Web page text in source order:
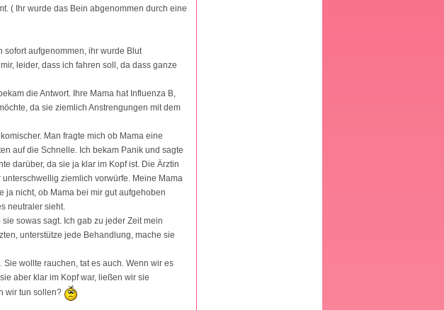
( Ihr wurde das Bein abgenommen durch eine
sofort aufgenommen, ihr wurde Blut
leider, dass ich fahren soll, da dass ganze
die Antwort. Ihre Mama hat Influenza B,
da sie ziemlich Anstrengungen mit dem
Man fragte mich ob Mama eine
auf die Schnelle. Ich bekam Panik und sagte
darüber, da sie ja klar im Kopf ist. Die Ärztin
ziemlich vorwürfe. Meine Mama
ja nicht, ob Mama bei mir gut aufgehoben
neutraler sieht.
sowas sagt. Ich gab zu jeder Zeit mein
unterstütze jede Behandlung, mache sie
wollte rauchen, tat es auch. Wenn wir es
aber klar im Kopf war, ließen wir sie
wir tun sollen?